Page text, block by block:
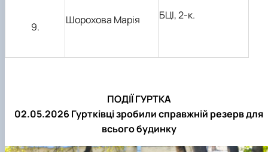
9.
Шорохова Марія БЦІ, 2-к.
ПОДІЇ ГУРТКА
02.05.2026 Гуртківці зробили справжній резерв для
всього будинку